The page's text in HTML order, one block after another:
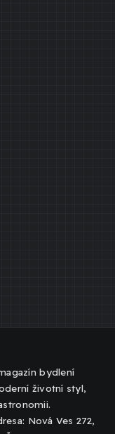
bydlení
životní styl,
Nová Ves 272,